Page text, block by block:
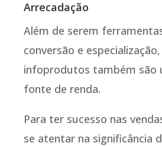
Arrecadação
Além de serem
conversão e
infoprodutos também são
fonte de renda.
Para ter sucesso nas
se atentar na significância